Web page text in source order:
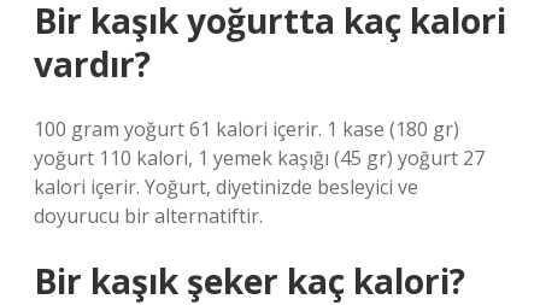
Bir kaşık yoğurtta kaç kalori
vardır?
100 gram yoğurt 61 kalori içerir. 1 kase (180 gr)
yoğurt 110 kalori, 1 yemek kaşığı (45 gr) yoğurt 27
kalori içerir. Yoğurt, diyetinizde besleyici ve
doyurucu bir alternatiftir.
Bir kaşık şeker kaç kalori?